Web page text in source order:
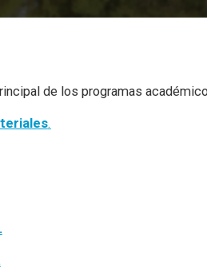
de los programas
.